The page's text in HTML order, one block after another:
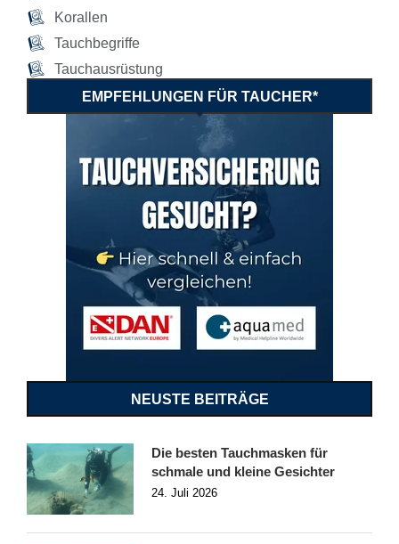
Korallen
Tauchbegriffe
Tauchausrüstung
EMPFEHLUNGEN FÜR TAUCHER*
NEUSTE BEITRÄGE
Die besten Tauchmasken für
schmale und kleine Gesichter
24. Juli 2026